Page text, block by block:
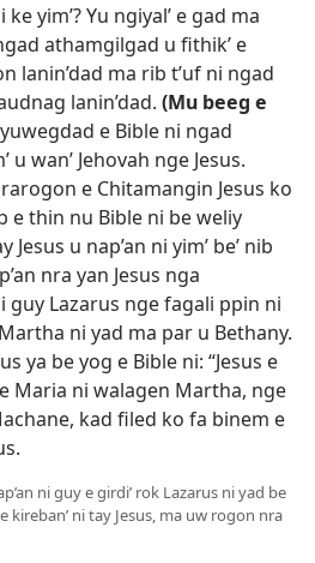
yim’? Yu ngiyal’ e gad ma
athamgilgad u fithik’ e
lanin’dad ma rib t’uf ni ngad
lanin’dad. (Mu beeg e
e Bible ni ngad
wan’ Jehovah nge Jesus.
e Chitamangin Jesus ko
e thin nu Bible ni be weliy
u nap’an ni yim’ be’ nib
nra yan Jesus nga
guy Lazarus nge fagali ppin ni
ni yad ma par u Bethany.
ya be yog e Bible ni: “Jesus e
Maria ni walagen Martha, nge
kad filed ko fa binem e
ni guy e girdi’ rok Lazarus ni yad be
kireban’ ni tay Jesus, ma uw rogon nra